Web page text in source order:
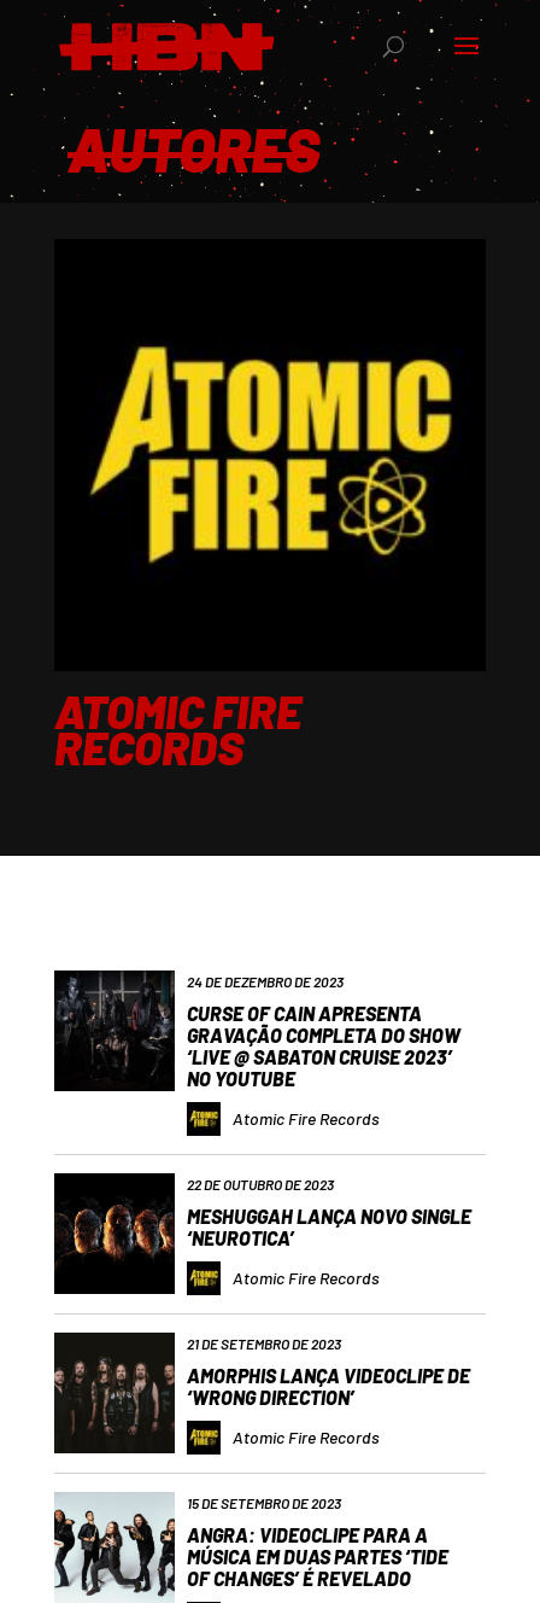
AUTORES
ATOMIC FIRE
RECORDS
24 DE DEZEMBRO DE 2023
CURSE OF CAIN APRESENTA
GRAVAÇÃO COMPLETA DO SHOW
‘LIVE @ SABATON CRUISE 2023’
NO YOUTUBE
Atomic Fire Records
22 DE OUTUBRO DE 2023
MESHUGGAH LANÇA NOVO SINGLE
‘NEUROTICA’
Atomic Fire Records
21 DE SETEMBRO DE 2023
AMORPHIS LANÇA VIDEOCLIPE DE
‘WRONG DIRECTION’
Atomic Fire Records
15 DE SETEMBRO DE 2023
ANGRA: VIDEOCLIPE PARA A
MÚSICA EM DUAS PARTES ‘TIDE
OF CHANGES’ É REVELADO